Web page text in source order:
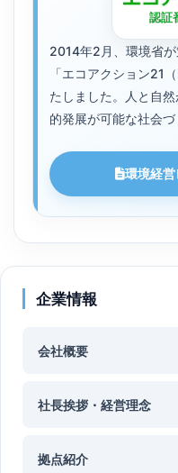
2014年2月、環境省
「エコアクション21
たしました。人と自
的発展が可能な社会づ
環境経営
認証
企業情報
会社概要
社長挨拶・経営理念
拠点紹介